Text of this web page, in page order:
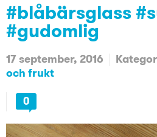
#blåbärsglass
#gudomlig
17 september, 2016
och frukt
0